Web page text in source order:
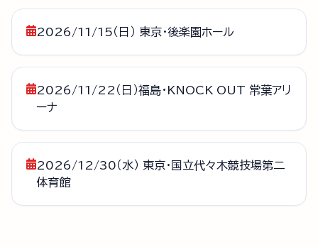
2026/11/15（日） 東京・後楽園ホール
2026/11/22（日）福島・KNOCK OUT 常葉アリ
ーナ
2026/12/30（水） 東京・国立代々木競技場第二
体育館